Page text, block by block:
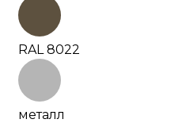
RAL 8022
металл